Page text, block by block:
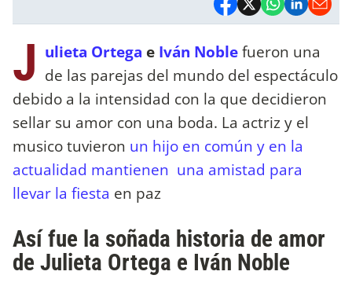
J ulieta Ortega e Iván Noblefueron una
de las parejas del mundo del espectáculo
debido a la intensidad con la que decidieron
sellar su amor con una boda. La actriz y el
musico tuvieron un hijo en común y en la
actualidad mantienen una amistad para
llevar la fiesta en paz
Así fue la soñada historia de amor
de Julieta Ortega e Iván Noble